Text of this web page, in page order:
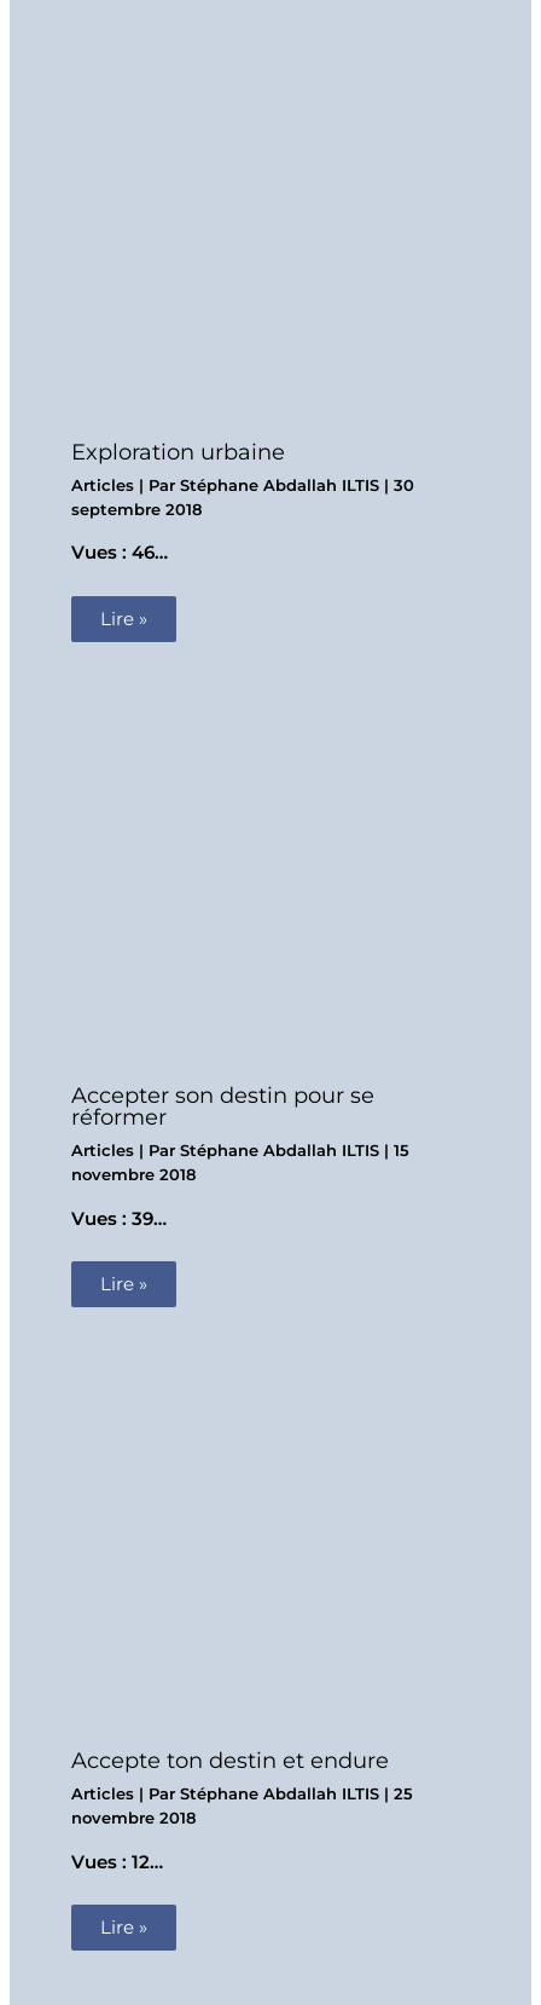
Exploration urbaine
Articles| Par Stéphane Abdallah ILTIS | 30
septembre 2018
Vues : 46…
Lire »
Accepter son destin pour se
réformer
Articles| Par Stéphane Abdallah ILTIS | 15
novembre 2018
Vues : 39…
Lire »
Accepte ton destin et endure
Articles| Par Stéphane Abdallah ILTIS | 25
novembre 2018
Vues : 12…
Lire »